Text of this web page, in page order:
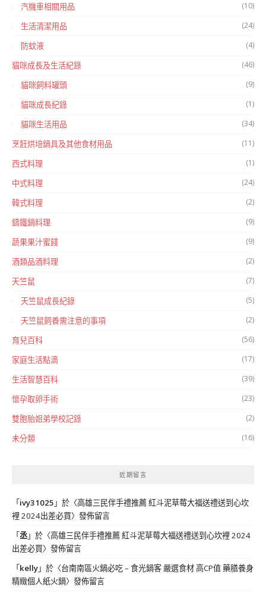
汽機車相關用品 (10)
生活清潔用品 (24)
防蚊液 (4)
貓咪成長及生活紀錄 (46)
貓咪飼料罐頭 (9)
貓咪成長紀錄 (1)
貓咪生活用品 (34)
烹飪烘培鍋具及其他食材用品 (11)
西式料理 (1)
中式料理 (24)
韓式料理 (2)
鑄鐵鍋料理 (9)
蔬果果汁蜜餞 (9)
酒類品酒料理 (2)
天竺鼠 (7)
天竺鼠成長紀錄 (5)
天竺鼠飼養需注意的事項 (2)
育兒百科 (56)
家庭生活點滴 (17)
生活智慧百科 (39)
懷孕取卵手術 (23)
雙胞胎姐弟學校記錄 (2)
未分類 (16)
近期留言
「 ivy31025 」於〈高雄三民伴手禮推薦 紅斗泥草莓大福送禮送到心坎
裡 2024出差必買〉發佈留言
「丞」於〈高雄三民伴手禮推薦 紅斗泥草莓大福送禮送到心坎裡 2024
出差必買〉發佈留言
「 kelly」於〈台南南區火鍋必吃 – 食光鍋客 嚴選食材 高CP值 藥膳養身
精緻個人紙火鍋〉發佈留言